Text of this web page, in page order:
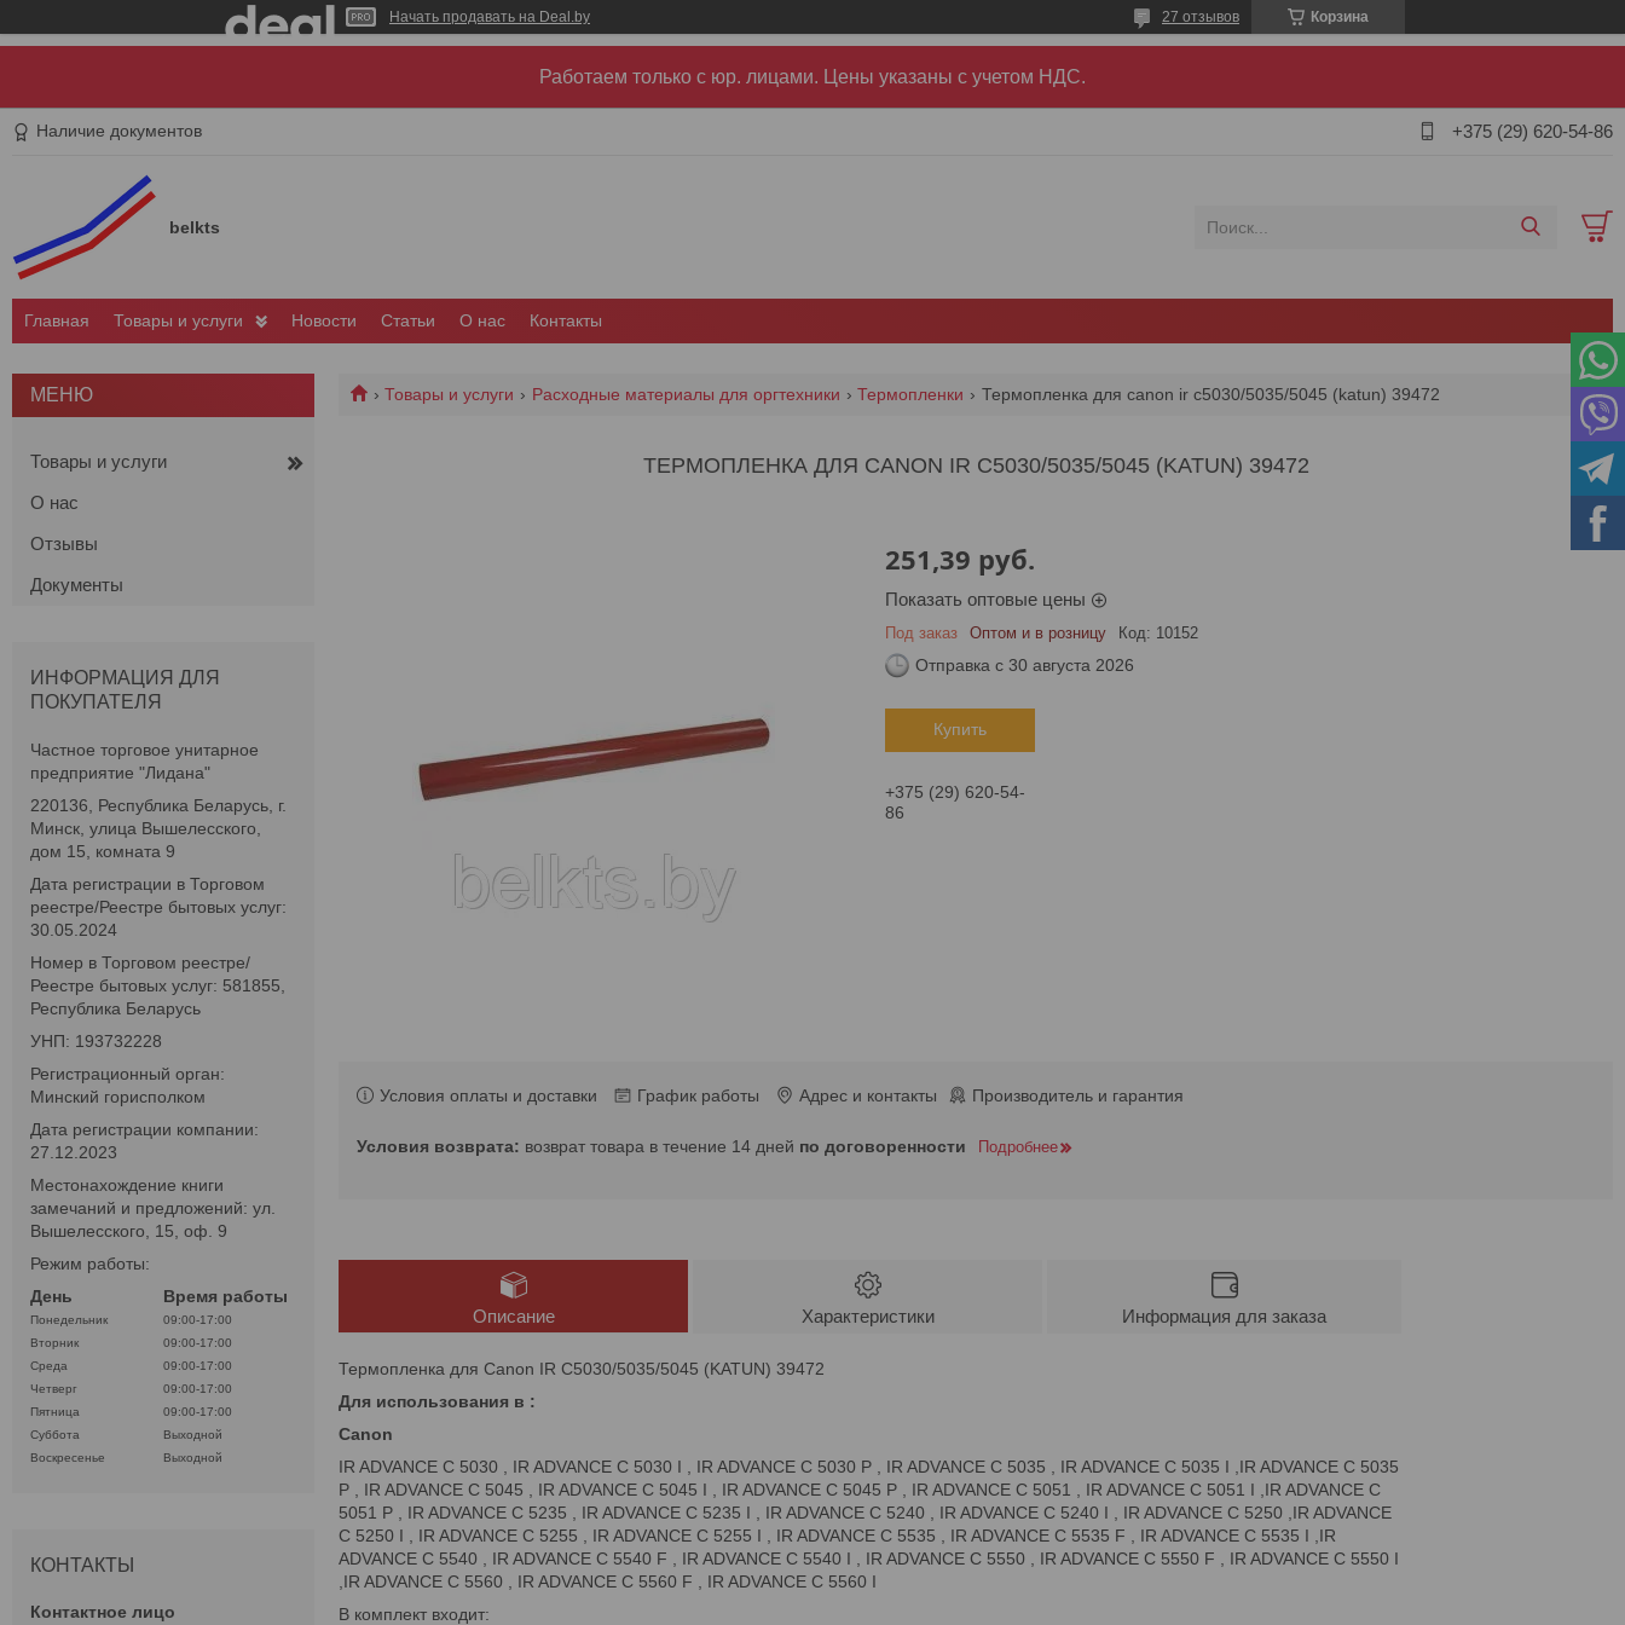
Начать продавать на Deal.by Корзина
27 отзывов
Работаем только с юр. лицами. Цены указаны c учетом НДС.
Наличие документов +375 (29) 620-54-86
belkts
Главная Товары и услуги Новости Статьи О нас Контакты
Товары и услуги Расходные материалы для оргтехники Термопленки Термопленка для canon ir c5030/5035/5045 (katun) 39472
ТЕРМОПЛЕНКА ДЛЯ CANON IR C5030/5035/5045 (KATUN) 39472
251,39 руб.
Показать оптовые цены
Под заказ Оптом и в розницу Код: 10152
Отправка с 30 августа 2026
Купить
+375 (29) 620-54-
86
Условия оплаты и доставки График работы Адрес и контакты Производитель и гарантия
возврат товара в течение 14 дней по договоренности Подробнее
Описание Характеристики Информация для заказа
Термопленка для Canon IR C5030/5035/5045 (KATUN) 39472
Для использования в :
Canon
IR ADVANCE C 5030 , IR ADVANCE C 5030 I , IR ADVANCE C 5030 P , IR ADVANCE C 5035 , IR ADVANCE C 5035 I ,IR ADVANCE C 5035
P , IR ADVANCE C 5045 , IR ADVANCE C 5045 I , IR ADVANCE C 5045 P , IR ADVANCE C 5051 , IR ADVANCE C 5051 I ,IR ADVANCE C
5051 P , IR ADVANCE C 5235 , IR ADVANCE C 5235 I , IR ADVANCE C 5240 , IR ADVANCE C 5240 I , IR ADVANCE C 5250 ,IR ADVANCE
C 5250 I , IR ADVANCE C 5255 , IR ADVANCE C 5255 I , IR ADVANCE C 5535 , IR ADVANCE C 5535 F , IR ADVANCE C 5535 I ,IR
ADVANCE C 5540 , IR ADVANCE C 5540 F , IR ADVANCE C 5540 I , IR ADVANCE C 5550 , IR ADVANCE C 5550 F , IR ADVANCE C 5550 I
,IR ADVANCE C 5560 , IR ADVANCE C 5560 F , IR ADVANCE C 5560 I
В комплект входит:
Товары и услуги
О нас
Отзывы
Документы
ИНФОРМАЦИЯ ДЛЯ
ПОКУПАТЕЛЯ
Частное торговое унитарное
предприятие "Лидана"
220136, Республика Беларусь, г.
Минск, улица Вышелесского,
дом 15, комната 9
Дата регистрации в Торговом
реестре/Реестре бытовых услуг:
30.05.2024
Номер в Торговом реестре/
Реестре бытовых услуг: 581855,
Республика Беларусь
УНП: 193732228
Регистрационный орган:
Минский горисполком
Дата регистрации компании:
27.12.2023
Местонахождение книги
замечаний и предложений: ул.
Вышелесского, 15, оф. 9
Режим работы:
День
Время работы
Понедельник
09:00-17:00
Вторник
09:00-17:00
Среда
09:00-17:00
Четверг
09:00-17:00
Пятница
09:00-17:00
Суббота
Выходной
Воскресенье
Выходной
КОНТАКТЫ